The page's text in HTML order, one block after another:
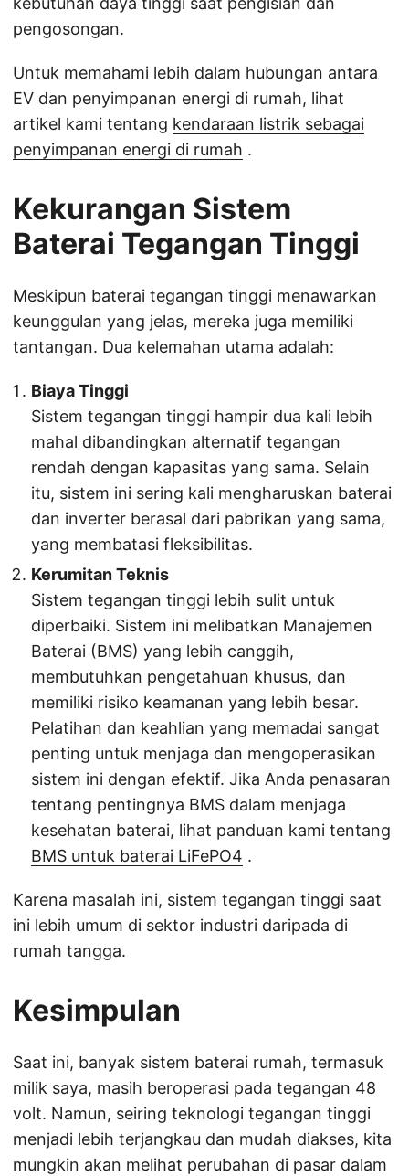
pengosongan.
Untuk memahami lebih dalam hubungan antara
EV dan penyimpanan energi di rumah, lihat
artikel kami tentang kendaraan listrik sebagai
penyimpanan energi di rumah .
Kekurangan Sistem
Baterai Tegangan Tinggi
Meskipun baterai tegangan tinggi menawarkan
keunggulan yang jelas, mereka juga memiliki
tantangan. Dua kelemahan utama adalah:
Biaya Tinggi
Sistem tegangan tinggi hampir dua kali lebih
mahal dibandingkan alternatif tegangan
rendah dengan kapasitas yang sama. Selain
itu, sistem ini sering kali mengharuskan baterai
dan inverter berasal dari pabrikan yang sama,
yang membatasi fleksibilitas.
Kerumitan Teknis
Sistem tegangan tinggi lebih sulit untuk
diperbaiki. Sistem ini melibatkan Manajemen
Baterai (BMS) yang lebih canggih,
membutuhkan pengetahuan khusus, dan
memiliki risiko keamanan yang lebih besar.
Pelatihan dan keahlian yang memadai sangat
penting untuk menjaga dan mengoperasikan
sistem ini dengan efektif. Jika Anda penasaran
tentang pentingnya BMS dalam menjaga
kesehatan baterai, lihat panduan kami tentang
BMS untuk baterai LiFePO4 .
Karena masalah ini, sistem tegangan tinggi saat
ini lebih umum di sektor industri daripada di
rumah tangga.
Kesimpulan
Saat ini, banyak sistem baterai rumah, termasuk
milik saya, masih beroperasi pada tegangan 48
volt. Namun, seiring teknologi tegangan tinggi
menjadi lebih terjangkau dan mudah diakses, kita
mungkin akan melihat perubahan di pasar dalam